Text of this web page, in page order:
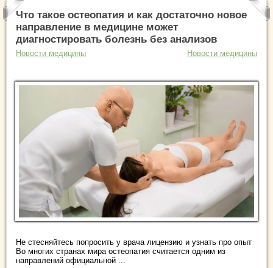
Что такое остеопатия и как достаточно новое
направление в медицине может
диагностировать болезнь без анализов
Новости медицины Новости медицины
Не стесняйтесь попросить у врача лицензию и узнать про опыт
Во многих странах мира остеопатия считается одним из
направлений официальной ...